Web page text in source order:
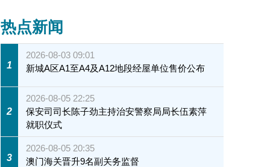
热点新闻
1
2026-08-03 09:01
新城A区A1至A4及A12地段经屋单位售价公布
2
2026-08-05 22:25
保安司司长陈子劲主持治安警察局局长伍素萍
就职仪式
3
2026-08-05 20:35
澳门海关晋升9名副关务监督